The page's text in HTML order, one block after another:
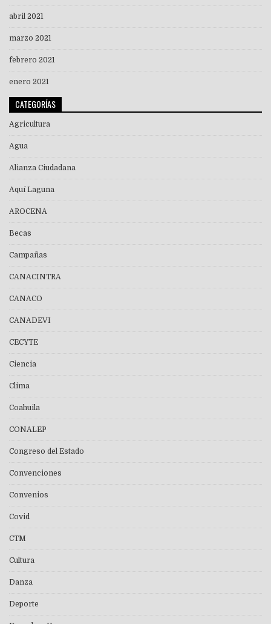
abril 2021
marzo 2021
febrero 2021
enero 2021
CATEGORÍAS
Agricultura
Agua
Alianza Ciudadana
Aquí Laguna
AROCENA
Becas
Campañas
CANACINTRA
CANACO
CANADEVI
CECYTE
Ciencia
Clima
Coahuila
CONALEP
Congreso del Estado
Convenciones
Convenios
Covid
CTM
Cultura
Danza
Deporte